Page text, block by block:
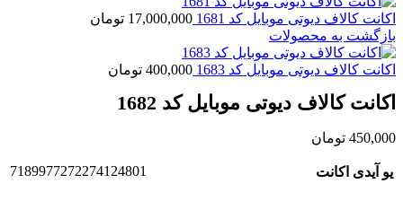
اکانت کالاف دیوتی موبایل کد 1681 17,000,000 تومان
بازگشت به محصولات
اکانت کالاف دیوتی موبایل کد 1683 400,000 تومان
اکانت کالاف دیوتی موبایل کد 1682
450,000 تومان
یو آیدی اکانت 7189977272274124801